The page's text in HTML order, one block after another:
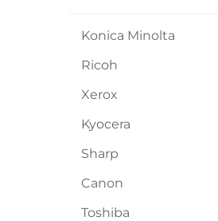
Konica Minolta
Ricoh
Xerox
Kyocera
Sharp
Canon
Toshiba